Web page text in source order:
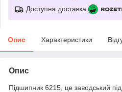
Доступна доставка
Опис Характеристики
Опис
Підшипник 6215, це заводський